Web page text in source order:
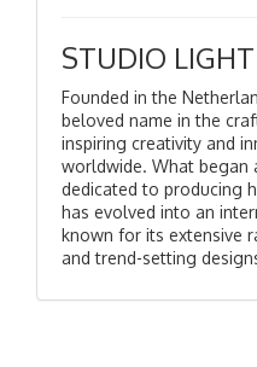
STUDIO LIGHT
Founded in the
beloved name in the
inspiring creativity and
worldwide. What began
dedicated to producing
has evolved into an
known for its extensive
and trend-setting